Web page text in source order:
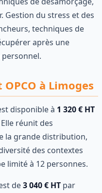
Gestion du stress et des
techniques de
après une
à Limoges
disponible à 1 320 € HT
réunit des
la grande distribution,
des contextes
limité à 12 personnes.
de3 040 € HT par